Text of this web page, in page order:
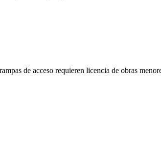
de acceso requieren licencia de obras